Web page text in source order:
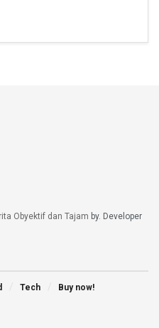
Obyektif dan Tajam by. Developer
Tech Buy now!